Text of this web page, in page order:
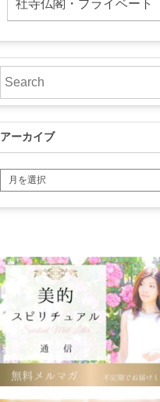
社寺仏閣・プライベート
アーカイブ